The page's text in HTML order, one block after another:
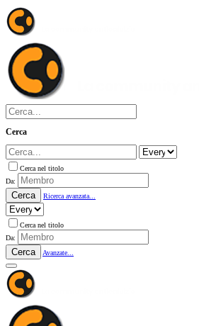
Cerca
Cerca nel titolo
Da:
Cerca Ricerca avanzata...
Cerca nel titolo
Da:
Cerca Avanzate...